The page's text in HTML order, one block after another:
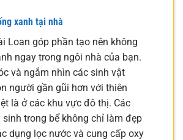
xanh tại nhà
Loan góp phần tạo nên không
ngay trong ngôi nhà của bạn.
và ngắm nhìn các sinh vật
người gần gũi hơn với thiên
là ở các khu vực đô thị. Các
sinh trong bể không chỉ làm đẹp
dụng lọc nước và cung cấp oxy